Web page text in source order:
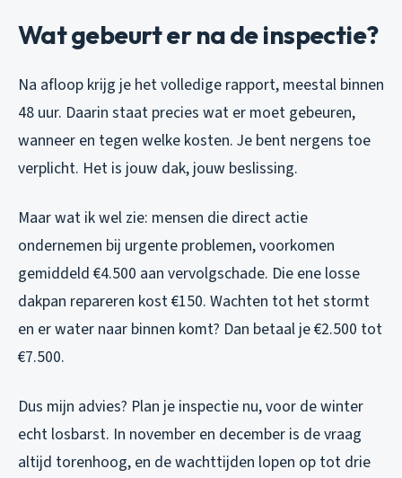
Wat gebeurt er na de inspectie?
Na afloop krijg je het volledige rapport, meestal binnen
48 uur. Daarin staat precies wat er moet gebeuren,
wanneer en tegen welke kosten. Je bent nergens toe
verplicht. Het is jouw dak, jouw beslissing.
Maar wat ik wel zie: mensen die direct actie
ondernemen bij urgente problemen, voorkomen
gemiddeld €4.500 aan vervolgschade. Die ene losse
dakpan repareren kost €150. Wachten tot het stormt
en er water naar binnen komt? Dan betaal je €2.500 tot
€7.500.
Dus mijn advies? Plan je inspectie nu, voor de winter
echt losbarst. In november en december is de vraag
altijd torenhoog, en de wachttijden lopen op tot drie